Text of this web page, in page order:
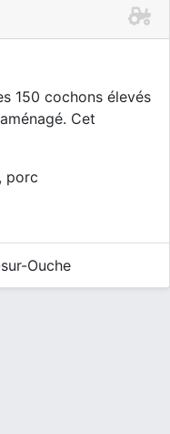
150 cochons élevés
Cet
porc
Ouche